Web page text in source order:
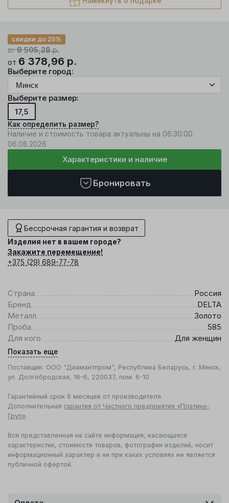
от8 505,28р.
скидки до 25%
от 6 378,96 р.
Выберите город:
Выберите размер:
17,5
Как определить размер?
Наличие и стоимость товара актуальны на 06:30:00
06.08.2026
Характеристики и наличие
Бронировать
Бессрочная гарантия и возврат
Изделия нет в вашем городе?
Закажите перемещение!
+375 (29) 689-77-78
Страна
Россия
Бренд
DELTA
Металл
Золото
Проба
585
Для кого
Для женщин
Показать еще
Поставщик: ООО "Диамантпром", Республика Беларусь, г. Минск,
ул. Долгобродская, 16-6, 220037, пом. 6-10
Гарантийный срок 6 месяцев от производителя.
Дополнительная гарантия от Частного предприятия «Платина-
Груп».
Вся представленная на сайте информация, касающаяся
характеристик, стоимости товаров, фотографии изделий, носит
информационный характер и ни при каких условиях не является
публичной офертой.